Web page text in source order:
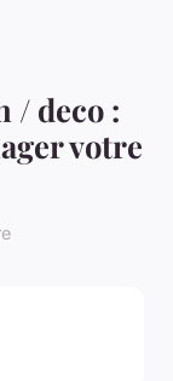
/ deco :
votre